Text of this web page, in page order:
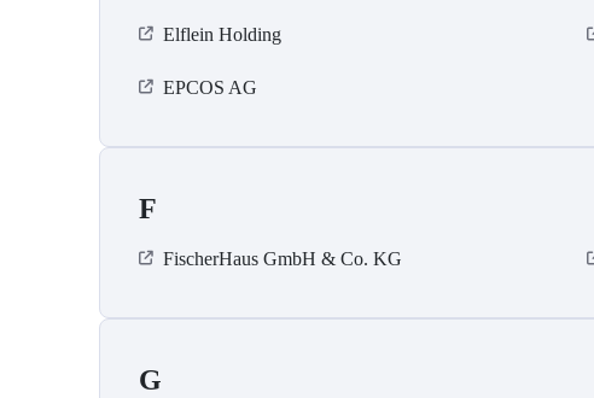
Elflein Holding
EPCOS AG
F
FischerHaus GmbH & Co. KG
G